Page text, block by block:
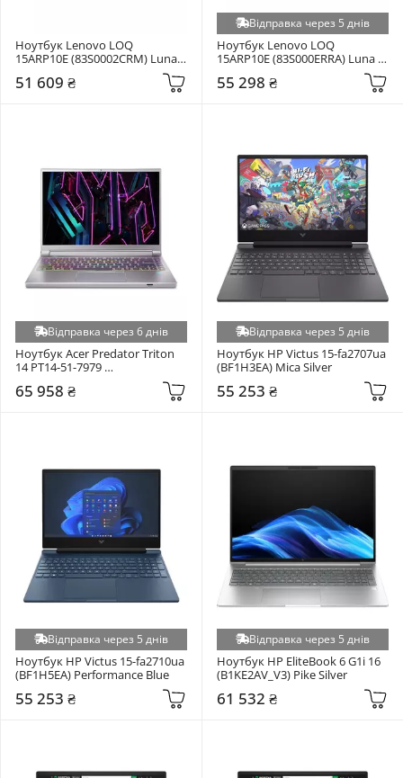
Ноутбук Lenovo LOQ
15ARP10E (83S0002CRM) Luna
51 609 ₴
Відправка через 5 днів
Ноутбук Lenovo LOQ
15ARP10E (83S000ERRA) Luna
55 298 ₴
Відправка через 6 днів
Ноутбук Acer Predator Triton
14 PT14-51-7979
65 958 ₴
Відправка через 5 днів
Ноутбук HP Victus 15-fa2707ua
(BF1H3EA) Mica Silver
55 253 ₴
Відправка через 5 днів
Ноутбук HP Victus 15-fa2710ua
(BF1H5EA) Performance Blue
55 253 ₴
Відправка через 5 днів
Ноутбук HP EliteBook 6 G1i 16
(B1KE2AV_V3) Pike Silver
61 532 ₴